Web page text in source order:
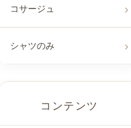
コサージュ
シャツのみ
コンテンツ